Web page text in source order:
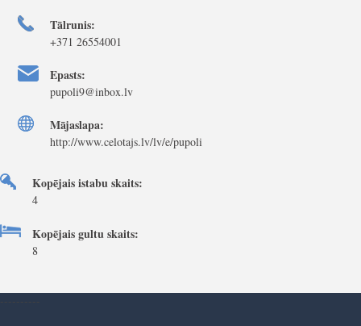
Tālrunis:
+371 26554001
Epasts:
pupoli9@inbox.lv
Mājaslapa:
http://www.celotajs.lv/lv/e/pupoli
Kopējais istabu skaits:
4
Kopējais gultu skaits:
8